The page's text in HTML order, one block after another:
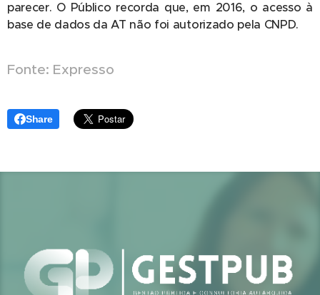
parecer. O Público recorda que, em 2016, o acesso à
base de dados da AT não foi autorizado pela CNPD.
Fonte: Expresso
Share